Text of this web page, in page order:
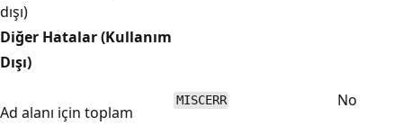
dışı)
Diğer Hatalar (Kullanım
Dışı)
Ad alanı için toplam
MISCERR No